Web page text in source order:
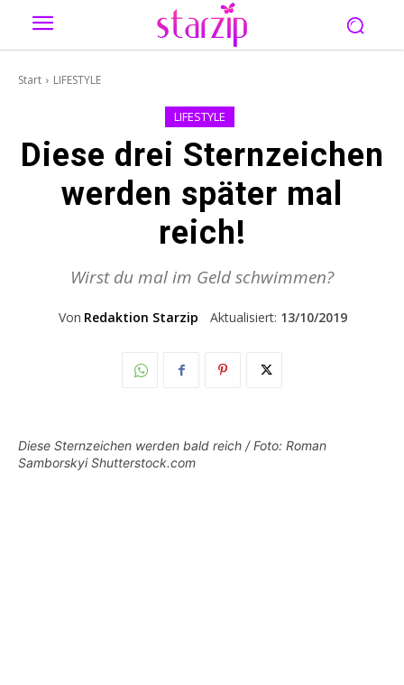
Start LIFESTYLE
LIFESTYLE
Diese drei Sternzeichen
werden später mal
reich!
Wirst du mal im Geld schwimmen?
Von Redaktion Starzip Aktualisiert: 13/10/2019
Diese Sternzeichen werden bald reich / Foto: Roman
Samborskyi Shutterstock.com